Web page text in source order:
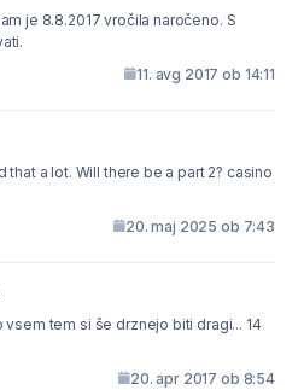
je 8.8.2017 vročila naročeno. S
11. avg 2017 ob 14:11
a lot. Will there be a part 2? casino
20. maj 2025 ob 7:43
tem si še drznejo biti dragi... 14
20. apr 2017 ob 8:54